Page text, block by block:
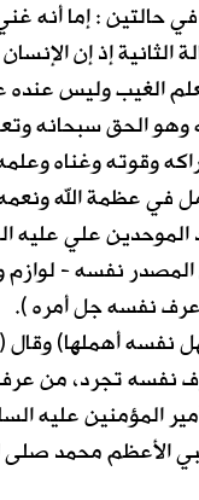
حالتين : إما أنه
إذ إن
الغيب وليس
الحق سبحانه
وقوته وغناه
في عظمة الله
الموحدين علي
نفسه -
نفسه جل أمره ).
أهملها)
نفسه تجرد، من
المؤمنين عليه
الأعظم محمد صلى